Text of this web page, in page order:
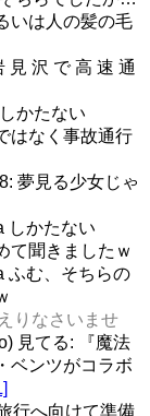
は人の髪の毛
見 沢 で 高 速 通
かたない
なく事故通行
夢見る少女じゃ
しかたない
聞きましたｗ
ふむ、そちらの
りなさいませ
見てる: 『魔法
ベンツがコラボ
行へ向けて準備